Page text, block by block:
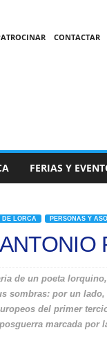
CONTACTAR
FERIAS Y
DE LORCA PERSONAS Y
de un poeta
sombras: por un
del primer
marcada por